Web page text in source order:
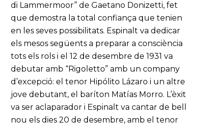
di Lammermoor” de Gaetano Donizetti, fet
que demostra la total confiança que tenien
en les seves possibilitats. Espinalt va dedicar
els mesos següents a preparar a consciència
tots els rols i el 12 de desembre de 1931 va
debutar amb “Rigoletto” amb un company
d’excepció: el tenor Hipólito Lázaro i un altre
jove debutant, el baríton Matías Morro. L’èxit
va ser aclaparador i Espinalt va cantar de bell
nou els dies 20 de desembre, amb el tenor